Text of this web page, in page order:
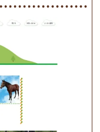
を装着する） も
と」にも慣れてい
クラスで単独で
なったら スタート
ピードを調整し
を学びます。 安定
るようになれば
プクラス スタート